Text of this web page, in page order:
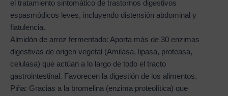
el tratamiento sintomático de trastornos digestivos
espasmódicos leves, incluyendo distensión abdominal y
flatulencia.
Almidón de arroz fermentado: Aporta más de 30 enzimas
digestivas de origen vegetal (Amilasa, lipasa, proteasa,
celulasa) que actúan a lo largo de todo el tracto
gastrointestinal. Favorecen la digestión de los alimentos.
Piña: Gracias a la bromelina (enzima proteolítica) que